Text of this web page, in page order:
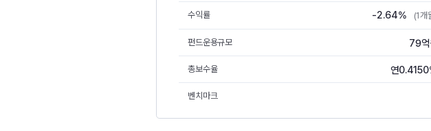
수익률 -2.64% (1개
펀드운용규모 79억
총보수율 연
벤치마크